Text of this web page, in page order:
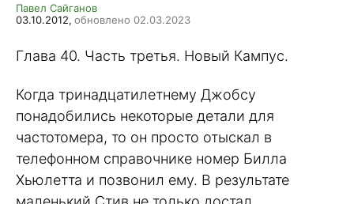
Павел Сайганов
03.10.2012, обновлено 02.03.2023
Глава 40. Часть третья. Новый Кампус.
Когда тринадцатилетнему Джобсу
понадобились некоторые детали для
частотомера, то он просто отыскал в
телефонном справочнике номер Билла
Хьюлетта и позвонил ему. В результате